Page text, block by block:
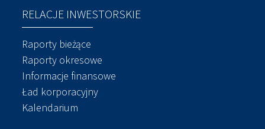
RELACJE INWESTORSKIE
Raporty bieżące
Raporty okresowe
Informacje finansowe
Ład korporacyjny
Kalendarium